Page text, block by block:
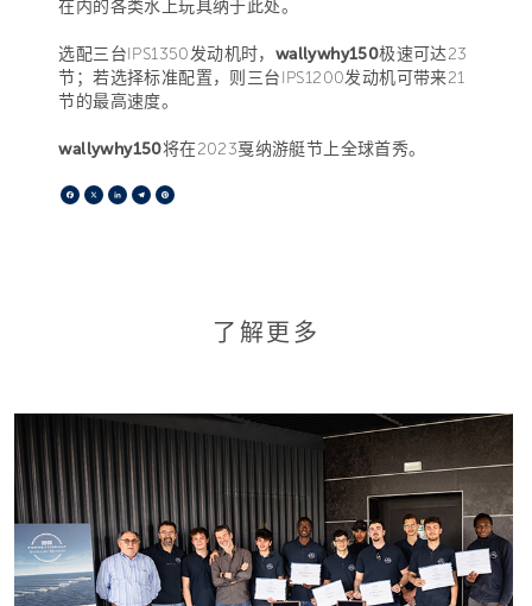
在内的各类水上玩具纳于此处。
选配三台IPS1350发动机时， wallywhy150极速可达23
节；若选择标准配置，则三台IPS1200发动机可带来21
节的最高速度。
wallywhy150将在2023戛纳游艇节上全球首秀。
Facebook
X LinkedIn
Telegram
了解更多